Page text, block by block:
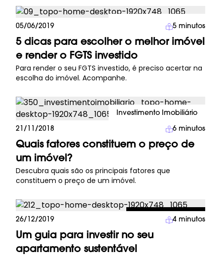
Investimento Imobiliário
05/06/2019 5 minutos
5 dicas para escolher o melhor imóvel
e render o FGTS investido
Para render o seu FGTS investido, é preciso acertar na
escolha do imóvel. Acompanhe.
Investimento Imobiliário
21/11/2018 6 minutos
Quais fatores constituem o preço de
um imóvel?
Descubra quais são os principais fatores que
constituem o preço de um imóvel.
Cidades do Futuro
26/12/2019 4 minutos
Um guia para investir no seu
apartamento sustentável